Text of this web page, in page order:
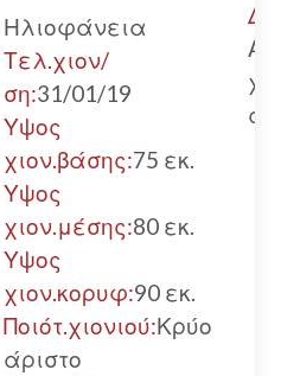
Ηλιοφάνεια
Τελ.χιον/
ση:31/01/19
Υψος
χιον.βάσης:75 εκ.
Υψος
χιον.μέσης:80 εκ.
Υψος
χιον.κορυφ:90 εκ.
Ποιότ.χιονιού:Κρύο
άριστο